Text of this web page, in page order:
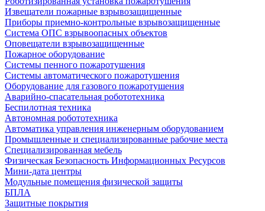
Извещатели пожарные взрывозащищенные
Приборы приемно-контрольные взрывозащищенные
Система ОПС взрывоопасных объектов
Оповещатели взрывозащищенные
Пожарное оборудование
Системы пенного пожаротушения
Системы автоматического пожаротушения
Оборудование для газового пожаротушения
Аварийно-спасательная робототехника
Беспилотная техника
Автономная робототехника
Автоматика управления инженерным оборудованием
Промышленные и специализированные рабочие места
Специализированная мебель
Физическая Безопасность Информационных Ресурсов
Мини-дата центры
Модульные помещения физической защиты
БПЛА
Защитные покрытия